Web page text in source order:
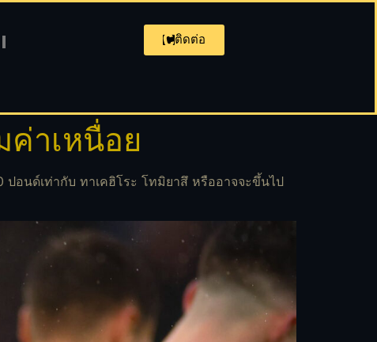
ติดต่อ
าเหนื่อย
อนด์เท่ากับ ทาเคฮิโระ โทมิยาสึ หรืออาจจะขึ้นไป